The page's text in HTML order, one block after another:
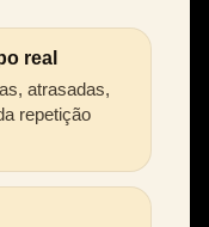
real
atrasadas,
repetição